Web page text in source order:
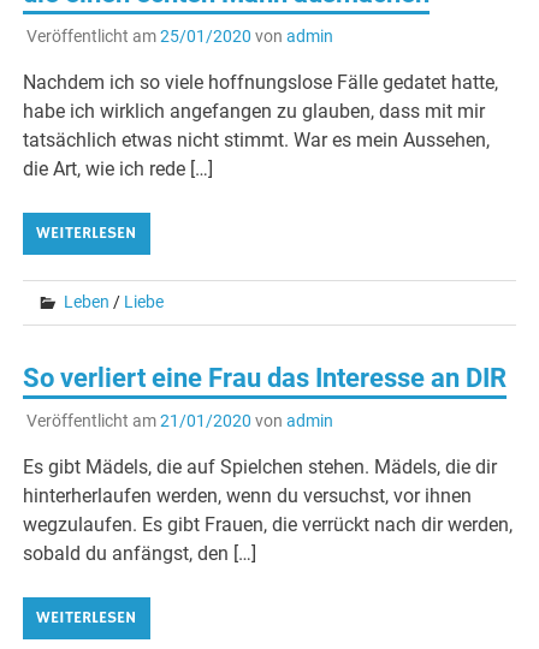
Veröffentlicht am25/01/2020 von admin
Nachdem ich so viele hoffnungslose Fälle gedatet hatte,
habe ich wirklich angefangen zu glauben, dass mit mir
tatsächlich etwas nicht stimmt. War es mein Aussehen,
die Art, wie ich rede […]
WEITERLESEN
Leben / Liebe
So verliert eine Frau das Interesse an DIR
Veröffentlicht am21/01/2020 von admin
Es gibt Mädels, die auf Spielchen stehen. Mädels, die dir
hinterherlaufen werden, wenn du versuchst, vor ihnen
wegzulaufen. Es gibt Frauen, die verrückt nach dir werden,
sobald du anfängst, den […]
WEITERLESEN